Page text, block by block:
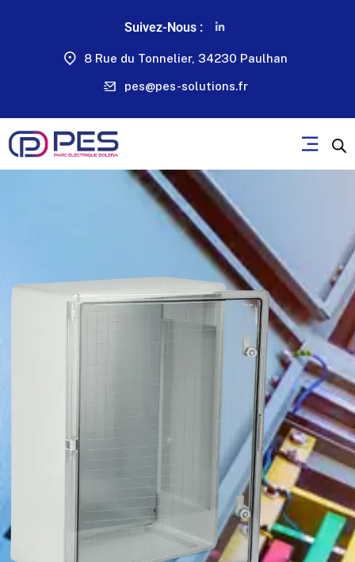
Suivez-Nous :
8 Rue du Tonnelier, 34230 Paulhan
pes@pes-solutions.fr